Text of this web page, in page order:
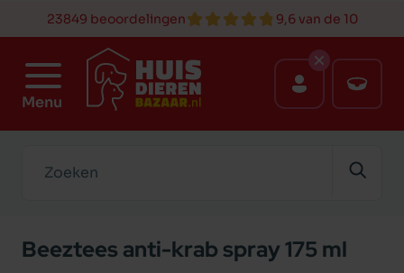
23849 beoordelingen 9,6 van de 10
Menu
Beeztees anti-krab spray 175 ml